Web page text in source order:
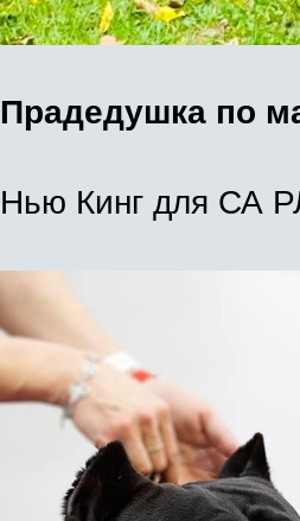
Прадедушка по
Нью Кинг для СА